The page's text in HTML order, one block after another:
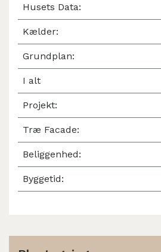
Husets Data:
Kælder:
Grundplan:
I alt
Projekt:
Træ Facade:
Beliggenhed:
Byggetid: